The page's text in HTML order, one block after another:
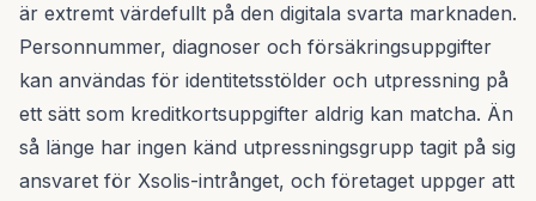
är extremt värdefullt på den digitala svarta marknaden.
Personnummer, diagnoser och försäkringsuppgifter
kan användas för identitetsstölder och utpressning på
ett sätt som kreditkortsuppgifter aldrig kan matcha. Än
så länge har ingen känd utpressningsgrupp tagit på sig
ansvaret för Xsolis-intrånget, och företaget uppger att